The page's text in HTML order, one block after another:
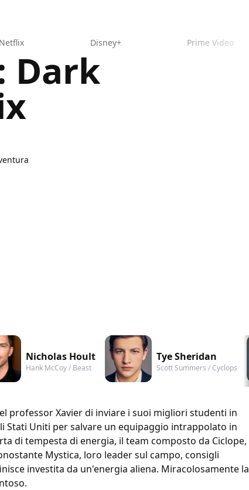
Netflix Disney+ Prime Video
Dark
Nicholas Hoult
Hank McCoy / Beast
Tye Sheridan
Scott Summers / Cyclops
professor Xavier di inviare i suoi migliori studenti in
Stati Uniti per salvare un equipaggio intrappolato in
di tempesta di energia, il team composto da Ciclope,
Mystica, loro leader sul campo, consigli
investita da un'energia aliena. Miracolosamente la